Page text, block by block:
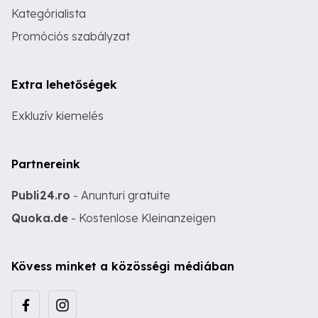
gyermekedet a Bellelli márka
pollisport pollysport poli poly polly
sport polysport hamax ok oke baby
okbaby Bellelli beleli belelli belleli
Kategórialista
Promóciós szabályzat
Extra lehetőségek
Exkluzív kiemelés
Partnereink
Publi24.ro - Anunturi gratuite
Quoka.de - Kostenlose Kleinanzeigen
Kövess minket a közösségi médiában